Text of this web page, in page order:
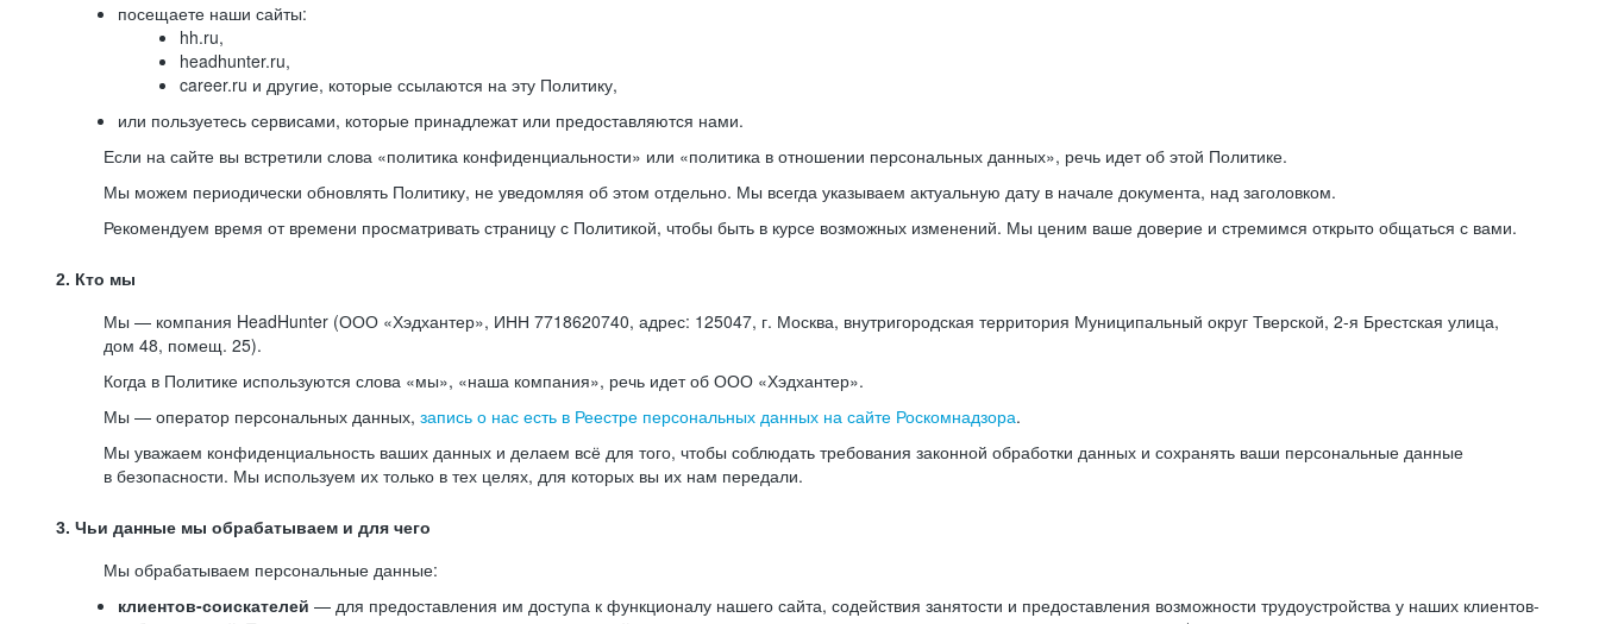
посещаете наши сайты:
hh.ru,
headhunter.ru,
career.ru и другие, которые ссылаются на эту Политику,
или пользуетесь сервисами, которые принадлежат или предоставляются нами.
Если на сайте вы встретили слова «политика конфиденциальности» или «политика в отношении персональных данных», речь идет об этой Политике.
Мы можем периодически обновлять Политику, не уведомляя об этом отдельно. Мы всегда указываем актуальную дату в начале документа, над заголовком.
Рекомендуем время от времени просматривать страницу с Политикой, чтобы быть в курсе возможных изменений. Мы ценим ваше доверие и стремимся открыто общаться с вами.
2. Кто мы
Мы — компания HeadHunter (ООО «Хэдхантер», ИНН 7718620740, адрес: 125047, г. Москва, внутригородская территория Муниципальный округ Тверской, 2-я Брестская улица,
дом 48, помещ. 25).
Когда в Политике используются слова «мы», «наша компания», речь идет об ООО «Хэдхантер».
Мы — оператор персональных данных, запись о нас есть в Реестре персональных данных на сайте Роскомнадзора.
Мы уважаем конфиденциальность ваших данных и делаем всё для того, чтобы соблюдать требования законной обработки данных и сохранять ваши персональные данные
в безопасности. Мы используем их только в тех целях, для которых вы их нам передали.
3. Чьи данные мы обрабатываем и для чего
Мы обрабатываем персональные данные:
клиентов-соискателей — для предоставления им доступа к функционалу нашего сайта, содействия занятости и предоставления возможности трудоустройства у наших клиентов-